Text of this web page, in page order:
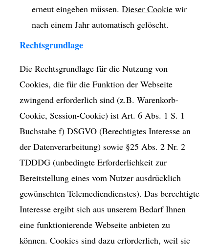
erneut eingeben müssen. Dieser Cookie wir
nach einem Jahr automatisch gelöscht.
Rechtsgrundlage
Die Rechtsgrundlage für die Nutzung von
Cookies, die für die Funktion der Webseite
zwingend erforderlich sind (z.B. Warenkorb-
Cookie, Session-Cookie) ist Art. 6 Abs. 1 S. 1
Buchstabe f) DSGVO (Berechtigtes Interesse an
der Datenverarbeitung) sowie §25 Abs. 2 Nr. 2
TDDDG (unbedingte Erforderlichkeit zur
Bereitstellung eines vom Nutzer ausdrücklich
gewünschten Telemediendienstes). Das berechtigte
Interesse ergibt sich aus unserem Bedarf Ihnen
eine funktionierende Webseite anbieten zu
können. Cookies sind dazu erforderlich, weil sie